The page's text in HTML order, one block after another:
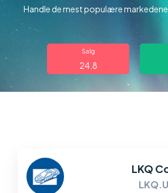
Om oss
Hjelp og info
Handle de mest populære
Salg
24.8
LKQ